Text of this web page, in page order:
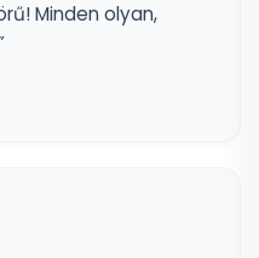
Minden olyan,